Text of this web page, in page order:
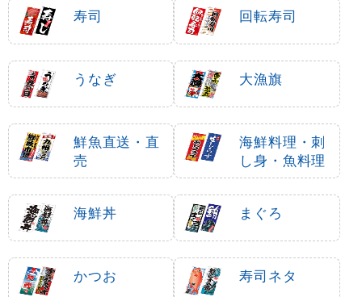
寿司 回転寿司
うなぎ 大漁旗
鮮魚直送・直
売
海鮮料理・刺
し身・魚料理
海鮮丼 まぐろ
かつお 寿司ネタ